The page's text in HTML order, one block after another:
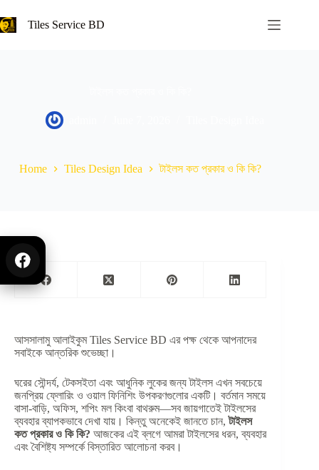
Tiles Service BD
Home Tiles Design Idea টাইলস কত প্রকার ও কি কি?
আসসালামু আলাইকুম Tiles Service BD এর পক্ষ থেকে আপনাদের
সবাইকে আন্তরিক শুভেচ্ছা।
ঘরের সৌন্দর্য, টেকসইতা এবং আধুনিক লুকের জন্য টাইলস এখন সবচেয়ে
জনপ্রিয় ফ্লোরিং ও ওয়াল ফিনিশিং উপকরণগুলোর একটি। বর্তমান সময়ে
বাসা-বাড়ি, অফিস, শপিং মল কিংবা বাথরুম—সব জায়গাতেই টাইলসের
ব্যবহার ব্যাপকভাবে দেখা যায়। কিন্তু অনেকেই জানতে চান,টাইলস
কত প্রকার ও কি কি? আজকের এই ব্লগে আমরা টাইলসের ধরন, ব্যবহার
এবং বৈশিষ্ট্য সম্পর্কে বিস্তারিত আলোচনা করব।